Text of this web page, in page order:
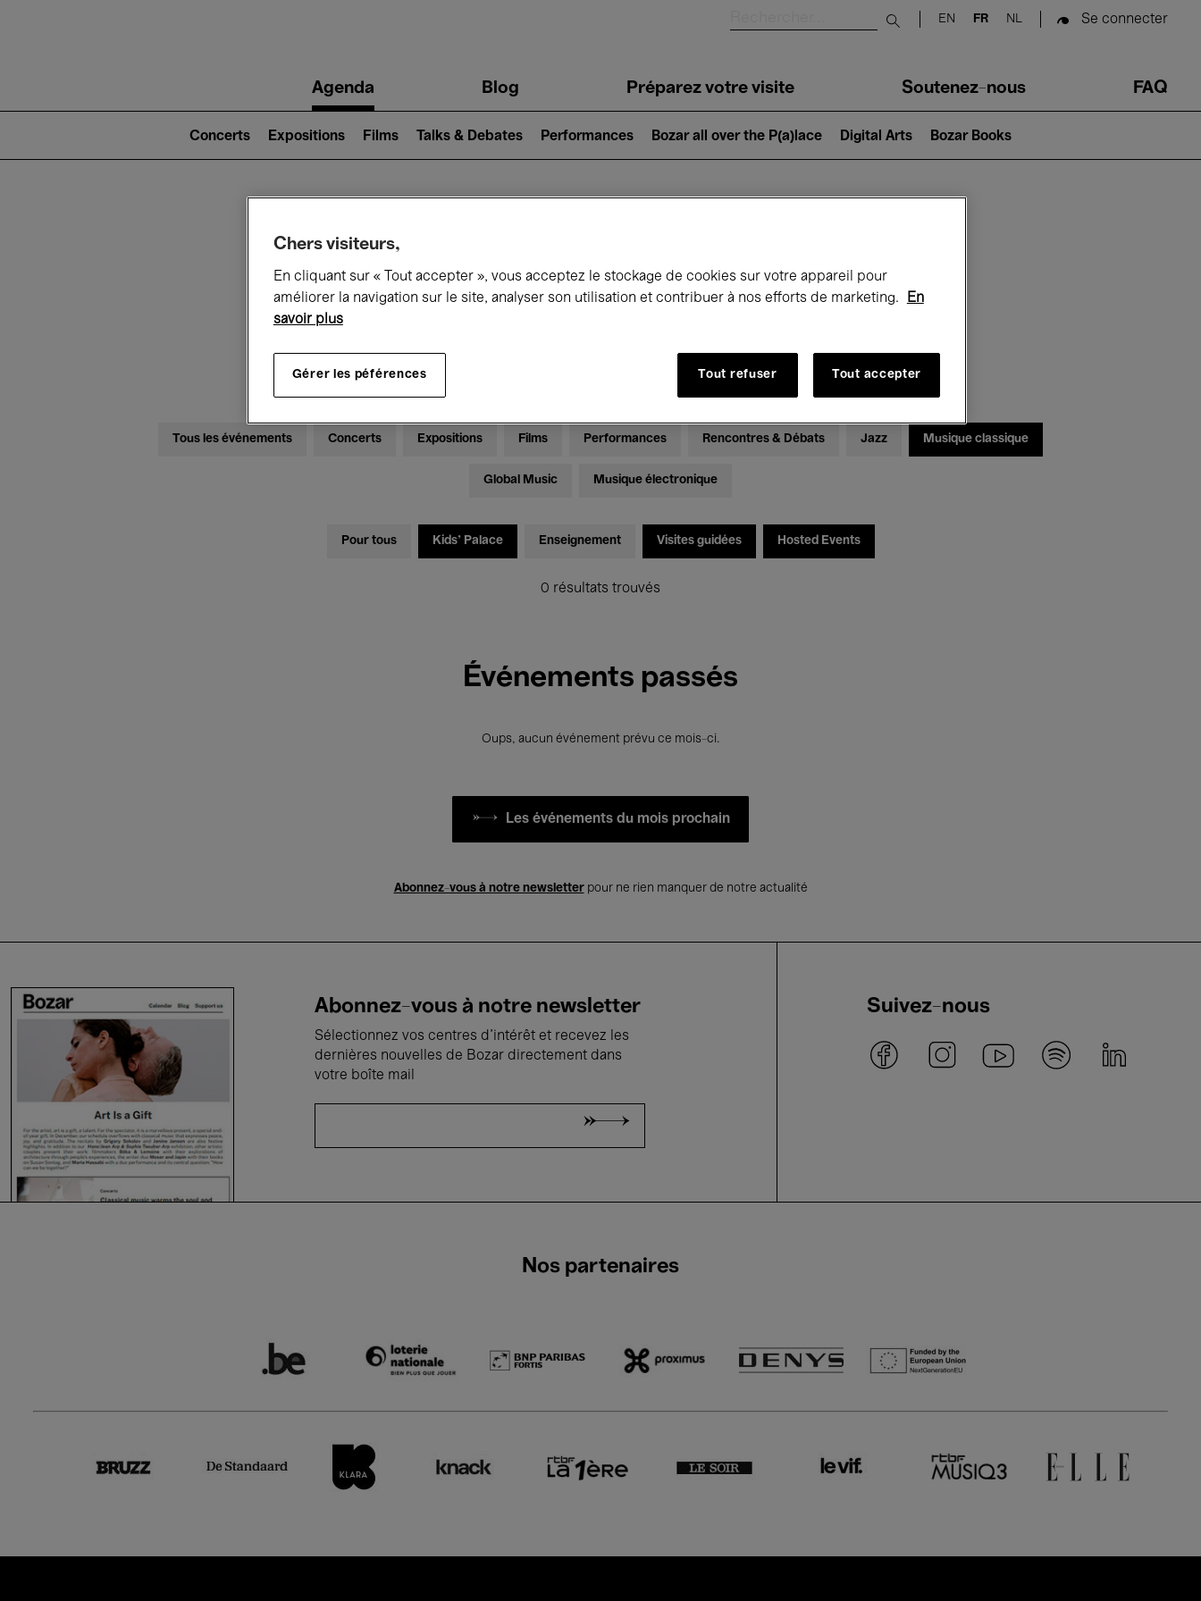
Submit search
EN FR NL Se connecter
navigationAgenda Blog Préparez votre visite Soutenez-nous FAQ
2)
Concerts Expositions Films Talks & Debates Performances Bozar all over the P(a)lace Digital Arts Bozar Books
Ce qui se passe à Bozar
Tous les événements Concerts Expositions Films Performances Rencontres & Débats Jazz Musique classique
Global Music Musique électronique
Pour tous Kids’ Palace Enseignement Visites guidées Hosted Events
0 résultats trouvés
Événements passés
Oups, aucun événement prévu ce mois-ci.
Les événements du mois prochain
Abonnez-vous à notre newsletterpour ne rien manquer de notre actualité
Abonnez-vous à notre newsletter
Sélectionnez vos centres d'intérêt et recevez les
dernières nouvelles de Bozar directement dans
votre boîte mail
Suivez-nous
Nos partenaires
Chers visiteurs,
En cliquant sur « Tout accepter », vous acceptez le stockage de cookies sur votre appareil pour
améliorer la navigation sur le site, analyser son utilisation et contribuer à nos efforts de marketing.
En
savoir plus
Gérer les péférences Tout refuser Tout accepter